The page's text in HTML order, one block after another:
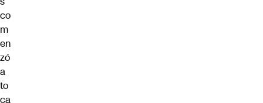
co
m
en
zó
a
to
ca